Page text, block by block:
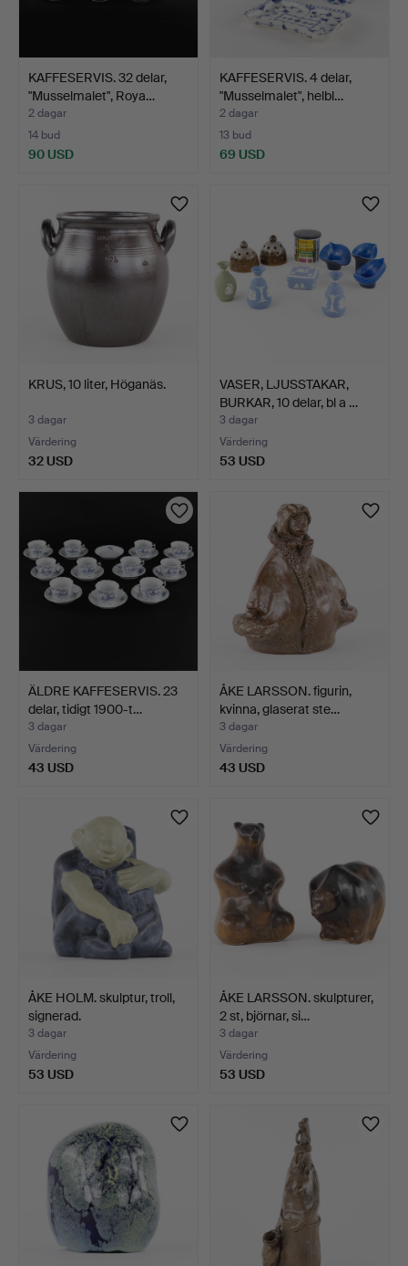
KAFFESERVIS. 32 delar,
"Musselmalet", Roya…
2 dagar
14 bud
90 USD
KAFFESERVIS. 4 delar,
"Musselmalet", helbl…
2 dagar
13 bud
69 USD
KRUS, 10 liter, Höganäs.
3 dagar
Värdering
32 USD
VASER, LJUSSTAKAR,
BURKAR, 10 delar, bl a …
3 dagar
Värdering
53 USD
ÄLDRE KAFFESERVIS. 23
delar, tidigt 1900-t…
3 dagar
Värdering
43 USD
ÅKE LARSSON. figurin,
kvinna, glaserat ste…
3 dagar
Värdering
43 USD
ÅKE HOLM. skulptur, troll,
signerad.
3 dagar
Värdering
53 USD
ÅKE LARSSON. skulpturer,
2 st, björnar, si…
3 dagar
Värdering
53 USD